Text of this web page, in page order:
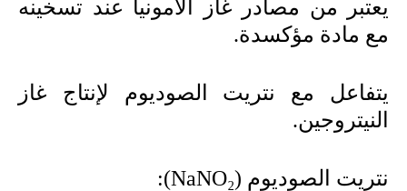
يعتبر من مصادر غاز الأمونيا عند تسخينه
مع مادة مؤكسدة.
يتفاعل مع نتريت الصوديوم لإنتاج غاز
النيتروجين.
نتريت الصوديوم (NaNO₂
):